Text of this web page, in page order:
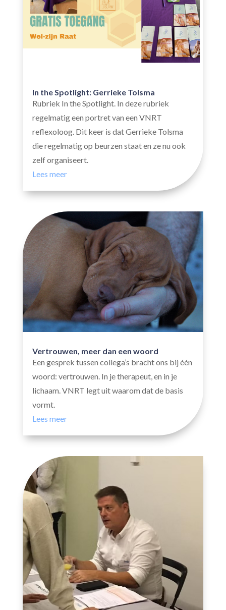
In the Spotlight: Gerrieke Tolsma
Rubriek In the Spotlight. In deze rubriek
regelmatig een portret van een VNRT
reflexoloog. Dit keer is dat Gerrieke Tolsma
die regelmatig op beurzen staat en ze nu ook
zelf organiseert.
Lees meer
Vertrouwen, meer dan een woord
Een gesprek tussen collega’s bracht ons bij één
woord: vertrouwen. In je therapeut, en in je
lichaam. VNRT legt uit waarom dat de basis
vormt.
Lees meer